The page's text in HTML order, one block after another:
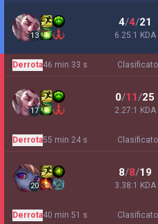
13
4/4/21
6.25:1 KDA
Derrota46 min 33 s
17
0/11/25
2.27:1 KDA
Derrota55 min 24 s
20
8/8/19
3.38:1 KDA
Derrota40 min 51 s